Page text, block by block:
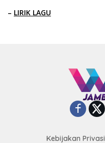
– LIRIK LAGU
Kebijakan Privasi